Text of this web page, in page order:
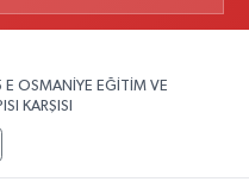
OSMANİYE EĞİTİM VE
KARŞISI